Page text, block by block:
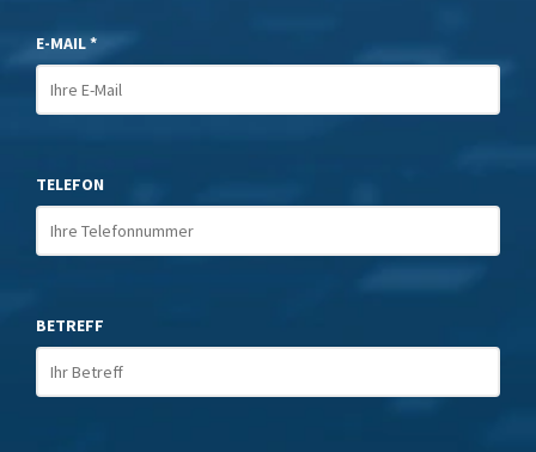
E-MAIL *
TELEFON
BETREFF